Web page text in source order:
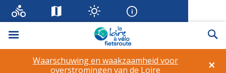
Menu
×
Waarschuwing en waakzaamheid voor
overstromingen van de Loire